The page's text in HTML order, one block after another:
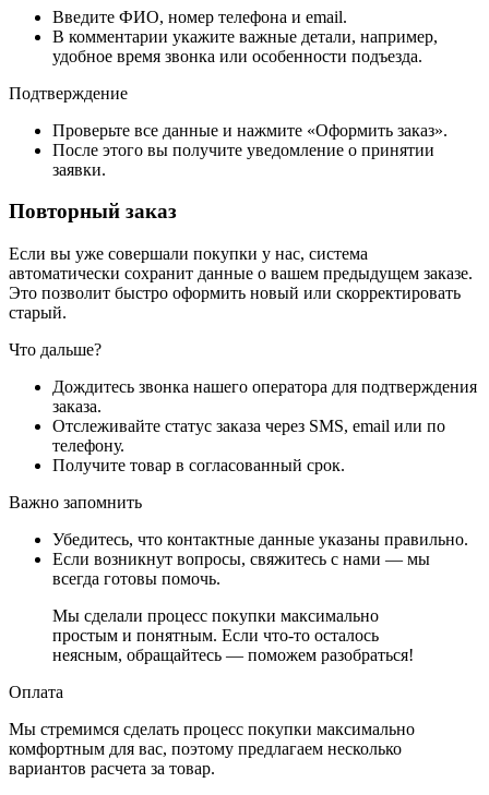
Введите ФИО, номер телефона и email.
В комментарии укажите важные детали, например,
удобное время звонка или особенности подъезда.
Подтверждение
Проверьте все данные и нажмите «Оформить заказ».
После этого вы получите уведомление о принятии
заявки.
Повторный заказ
Если вы уже совершали покупки у нас, система
автоматически сохранит данные о вашем предыдущем заказе.
Это позволит быстро оформить новый или скорректировать
старый.
Что дальше?
Дождитесь звонка нашего оператора для подтверждения
заказа.
Отслеживайте статус заказа через SMS, email или по
телефону.
Получите товар в согласованный срок.
Важно запомнить
Убедитесь, что контактные данные указаны правильно.
Если возникнут вопросы, свяжитесь с нами — мы
всегда готовы помочь.
Мы сделали процесс покупки максимально
простым и понятным. Если что-то осталось
неясным, обращайтесь — поможем разобраться!
Оплата
Мы стремимся сделать процесс покупки максимально
комфортным для вас, поэтому предлагаем несколько
вариантов расчета за товар.